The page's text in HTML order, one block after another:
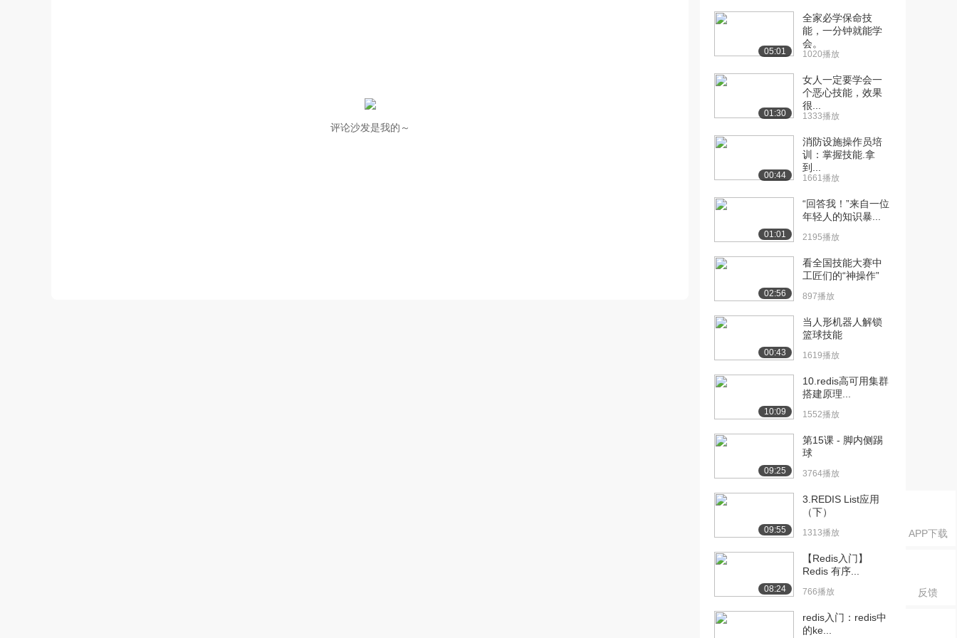
APP下载
反馈
评论沙发是我的～
[10] 基础篇-08.Redis命令-
05:57
[11] 基础篇-10.Redis命令-
07:48
[12] 基础篇-11.Redis命令-
06:08
Ha...
Li...
Li...
Se...
[17] 基础篇-13.Redis命令-
Se...
[18] 基础篇-14.Redis命令-
So...
1409播放
[19] 基础篇-14.Redis命令-
So...
1768播放
[20] 基础篇-15-Redis的
Java...
952播放
05:01
全家必学保命技
能，一分钟就能学
会。
1020播放
01:30
女人一定要学会一
个恶心技能，效果
很...
1333播放
00:44
消防设施操作员培
训：掌握技能.拿
到...
1661播放
01:01
“回答我！”来自一位
年轻人的知识暴...
2195播放
02:56
看全国技能大赛中
工匠们的“神操作”
897播放
00:43
当人形机器人解锁
篮球技能
1619播放
10:09
10.redis高可用集群
搭建原理...
1552播放
09:25
第15课 - 脚内侧踢
球
3764播放
09:55
3.REDIS List应用
（下）
1313播放
08:24
【Redis入门】
Redis 有序...
766播放
redis入门：redis中
的ke...